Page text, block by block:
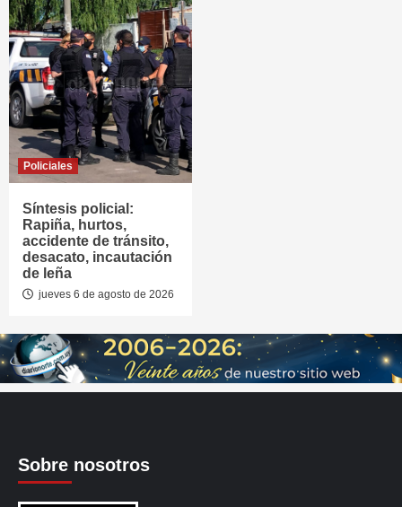
Policiales
Síntesis policial:
Rapiña, hurtos,
accidente de tránsito,
desacato, incautación
de leña
jueves 6 de agosto de 2026
Sobre nosotros